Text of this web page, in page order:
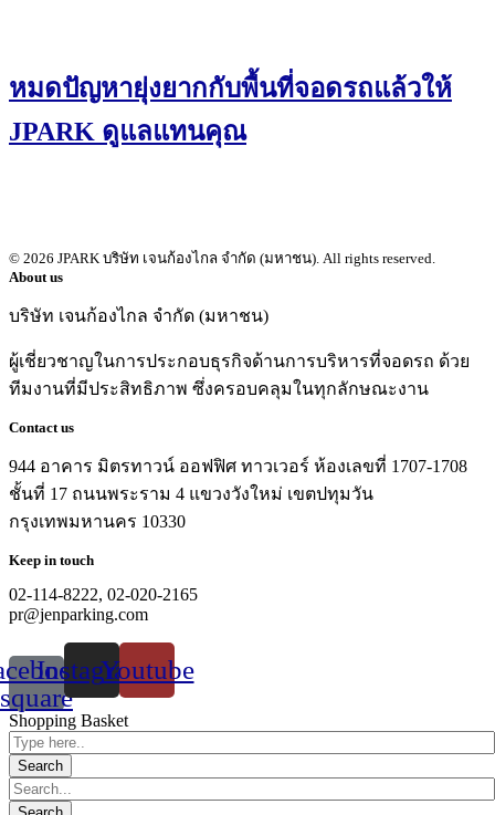
หมดปัญหายุ่งยากกับพื้นที่จอดรถแล้วให้
JPARK ดูแลแทนคุณ
© 2026 JPARK บริษัท เจนก้องไกล จำกัด (มหาชน). All rights reserved.
About us
บริษัท เจนก้องไกล จำกัด (มหาชน)
ผู้เชี่ยวชาญในการประกอบธุรกิจด้านการบริหารที่จอดรถ ด้วย
ทีมงานที่มีประสิทธิภาพ ซึ่งครอบคลุมในทุกลักษณะงาน
Contact us
944 อาคาร มิตรทาวน์ ออฟฟิศ ทาวเวอร์ ห้องเลขที่ 1707-1708
ชั้นที่ 17 ถนนพระราม 4 แขวงวังใหม่ เขตปทุมวัน
กรุงเทพมหานคร 10330
Keep in touch
02-114-8222, 02-020-2165
pr@jenparking.com
square
InstagramYoutube
Shopping Basket